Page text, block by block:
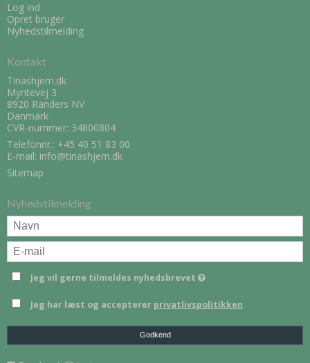
Log ind
Opret bruger
Nyhedstilmelding
Kontakt
Tinashjem.dk
Myntevej 3
8920 Randers NV
Danmark
CVR-nummer: 34800804
Telefonnr.: +45 40 51 83 00
E-mail: info@tinashjem.dk
Sitemap
Nyhedstilmelding
Jeg vil gerne tilmeldes nyhedsbrevet
Jeg har læst og accepterer privatlivspolitikken
Godkend